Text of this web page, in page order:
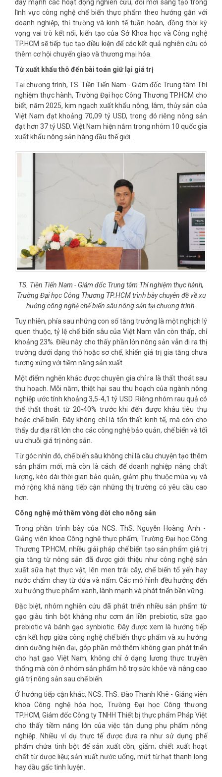
đẩy mạnh các hoạt động nghiên cứu, đổi mới sáng tạo trong
lĩnh vực công nghệ chế biến thực phẩm theo hướng gắn với
doanh nghiệp, thị trường và kinh tế tuần hoàn, đồng thời kỳ
vọng vai trò kết nối, kiến tạo của Sở Khoa học và Công nghệ
TP.HCM sẽ tiếp tục tạo điều kiện để các kết quả nghiên cứu có
thêm cơ hội chuyển giao và thương mại hóa.
Từ xuất khẩu thô đến bài toán giữ lại giá trị
Tại chương trình, TS. Tiền Tiến Nam - Giám đốc Trung tâm Thí
nghiệm thực hành, Trường Đại học Công Thương TP.HCM cho
biết, năm 2025, kim ngạch xuất khẩu nông, lâm, thủy sản của
Việt Nam đạt khoảng 70,09 tỷ USD, trong đó riêng nông sản
đạt hơn 37 tỷ USD. Việt Nam hiện nằm trong nhóm 10 quốc gia
xuất khẩu nông sản hàng đầu thế giới.
TS. Tiền Tiến Nam - Giám đốc Trung tâm Thí nghiệm thực hành,
Trường Đại học Công Thương TP.HCM trình bày chuyên đề về xu
hướng công nghệ chế biến sâu nông sản tại chương trình.
Tuy nhiên, phía sau những con số tăng trưởng là một nghịch lý
quen thuộc, tỷ lệ chế biến sâu của Việt Nam vẫn còn thấp, chỉ
khoảng 23%. Điều này cho thấy phần lớn nông sản vẫn đi ra thị
trường dưới dạng thô hoặc sơ chế, khiến giá trị gia tăng chưa
tương xứng với tiềm năng sản xuất.
Một điểm nghẽn khác được chuyên gia chỉ ra là thất thoát sau
thu hoạch. Mỗi năm, thiệt hại sau thu hoạch của ngành nông
nghiệp ước tính khoảng 3,5-4,1 tỷ USD. Riêng nhóm rau quả có
thể thất thoát từ 20-40% trước khi đến được khâu tiêu thụ
hoặc chế biến. Đây không chỉ là tổn thất kinh tế, mà còn cho
thấy dư địa rất lớn cho các công nghệ bảo quản, chế biến và tối
ưu chuỗi giá trị nông sản.
Từ góc nhìn đó, chế biến sâu không chỉ là câu chuyện tạo thêm
sản phẩm mới, mà còn là cách để doanh nghiệp nâng chất
lượng, kéo dài thời gian bảo quản, giảm phụ thuộc mùa vụ và
mở rộng khả năng tiếp cận những thị trường có yêu cầu cao
hơn.
Công nghệ mở thêm vòng đời cho nông sản
Trong phần trình bày của NCS. ThS. Nguyễn Hoàng Anh -
Giảng viên khoa Công nghệ thực phẩm, Trường Đại học Công
Thương TP.HCM, nhiều giải pháp chế biến tạo sản phẩm giá trị
gia tăng từ nông sản đã được giới thiệu như công nghệ sản
xuất sữa hạt thực vật, lên men trái cây, chế biến tổ yến hay
nước chấm chay từ dứa và nấm. Các mô hình đều hướng đến
xu hướng thực phẩm xanh, lành mạnh và phát triển bền vững.
Đặc biệt, nhóm nghiên cứu đã phát triển nhiều sản phẩm từ
gạo giàu tinh bột kháng như cơm ăn liền prebiotic, sữa gạo
prebiotic và bánh gạo synbiotic. Đây được xem là hướng tiếp
cận kết hợp giữa công nghệ chế biến thực phẩm và xu hướng
dinh dưỡng hiện đại, góp phần mở thêm không gian phát triển
cho hạt gạo Việt Nam, không chỉ ở dạng lương thực truyền
thống mà còn ở nhóm sản phẩm hỗ trợ sức khỏe và nâng cao
giá trị nông sản sau chế biến.
Ở hướng tiếp cận khác, NCS. ThS. Đào Thanh Khê - Giảng viên
khoa Công nghệ hóa học, Trường Đại học Công thương
TP.HCM, Giám đốc Công ty TNHH Thiết bị thực phẩm Pháp Việt
cho thấy tiềm năng lớn của việc tận dụng phụ phẩm nông
nghiệp. Nhiều ví dụ thực tế được đưa ra như sử dụng phế
phẩm chứa tinh bột để sản xuất cồn, giấm; chiết xuất hoạt
chất từ dược liệu; sản xuất nước uống, mứt từ hạt thanh long
hay dầu gấc tinh luyện.